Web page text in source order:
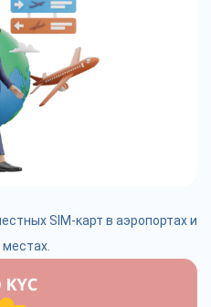
SIM-карт в аэропортах и